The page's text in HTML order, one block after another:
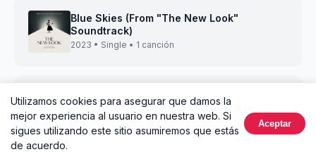
Blue Skies (From "The New Look"
Soundtrack)
2023 • Single • 1 canción
Suburban House
2023 • Single • 1 canción
Utilizamos cookies para asegurar que damos la
mejor experiencia al usuario en nuestra web. Si
sigues utilizando este sitio asumiremos que estás
de acuerdo.
Aceptar